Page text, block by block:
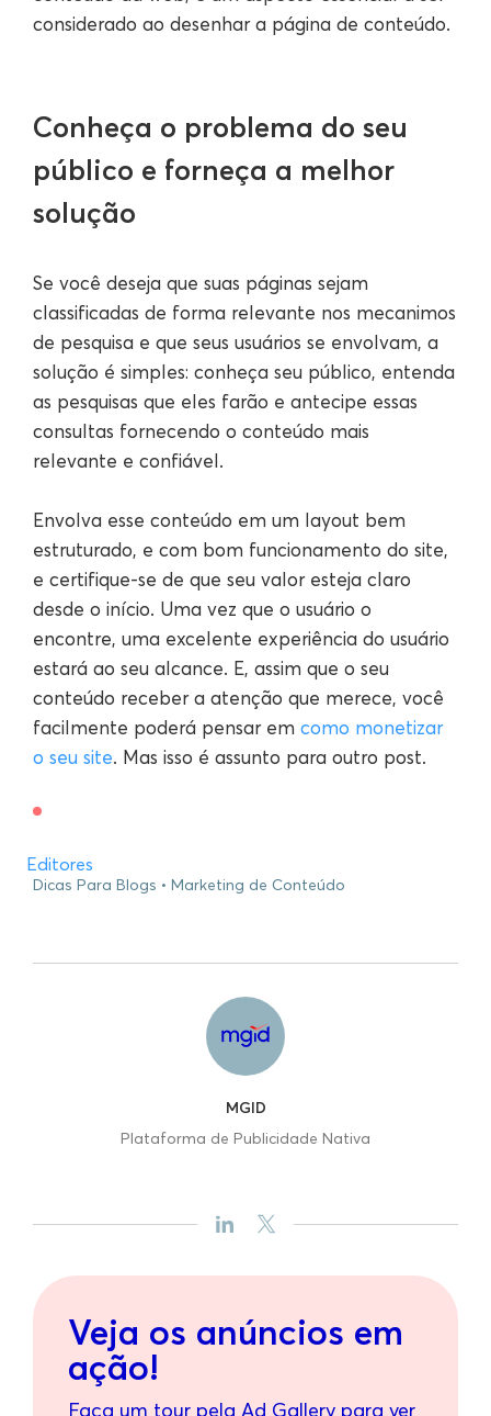
considerado ao desenhar a página de conteúdo.
Conheça o problema do seu
público e forneça a melhor
solução
Se você deseja que suas páginas sejam
classificadas de forma relevante nos mecanimos
de pesquisa e que seus usuários se envolvam, a
solução é simples: conheça seu público, entenda
as pesquisas que eles farão e antecipe essas
consultas fornecendo o conteúdo mais
relevante e confiável.
Envolva esse conteúdo em um layout bem
estruturado, e com bom funcionamento do site,
e certifique-se de que seu valor esteja claro
desde o início. Uma vez que o usuário o
encontre, uma excelente experiência do usuário
estará ao seu alcance. E, assim que o seu
conteúdo receber a atenção que merece, você
facilmente poderá pensar em como monetizar
o seu site. Mas isso é assunto para outro post.
Editores
Dicas Para Blogs Marketing de Conteúdo
MGID
Plataforma de Publicidade Nativa
Veja os anúncios em
ação!
Faça um tour pela Ad Gallery para ver